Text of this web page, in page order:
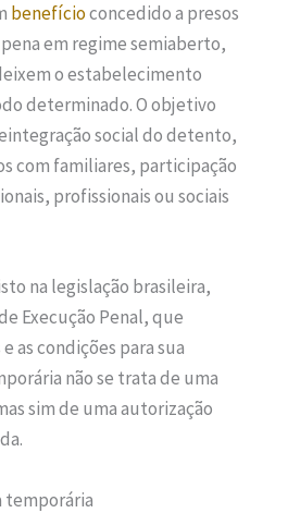
benefícioconcedido a presos
em regime semiaberto,
o estabelecimento
determinado. O objetivo
social do detento,
com familiares, participação
profissionais ou sociais
na legislação brasileira,
Execução Penal, que
as condições para sua
não se trata de uma
sim de uma autorização
temporária